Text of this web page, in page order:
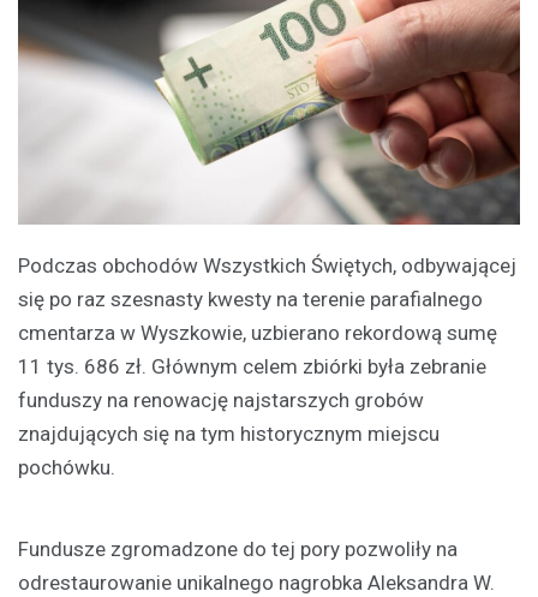
Podczas obchodów Wszystkich Świętych, odbywającej
się po raz szesnasty kwesty na terenie parafialnego
cmentarza w Wyszkowie, uzbierano rekordową sumę
11 tys. 686 zł. Głównym celem zbiórki była zebranie
funduszy na renowację najstarszych grobów
znajdujących się na tym historycznym miejscu
pochówku.
Fundusze zgromadzone do tej pory pozwoliły na
odrestaurowanie unikalnego nagrobka Aleksandra W.